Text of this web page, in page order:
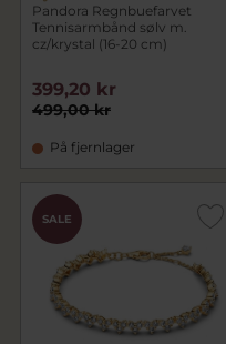
Pandora Regnbuefarvet
Tennisarmbånd sølv m.
cz/krystal (16-20 cm)
499,00 kr
399,20 kr
På fjernlager
SALE